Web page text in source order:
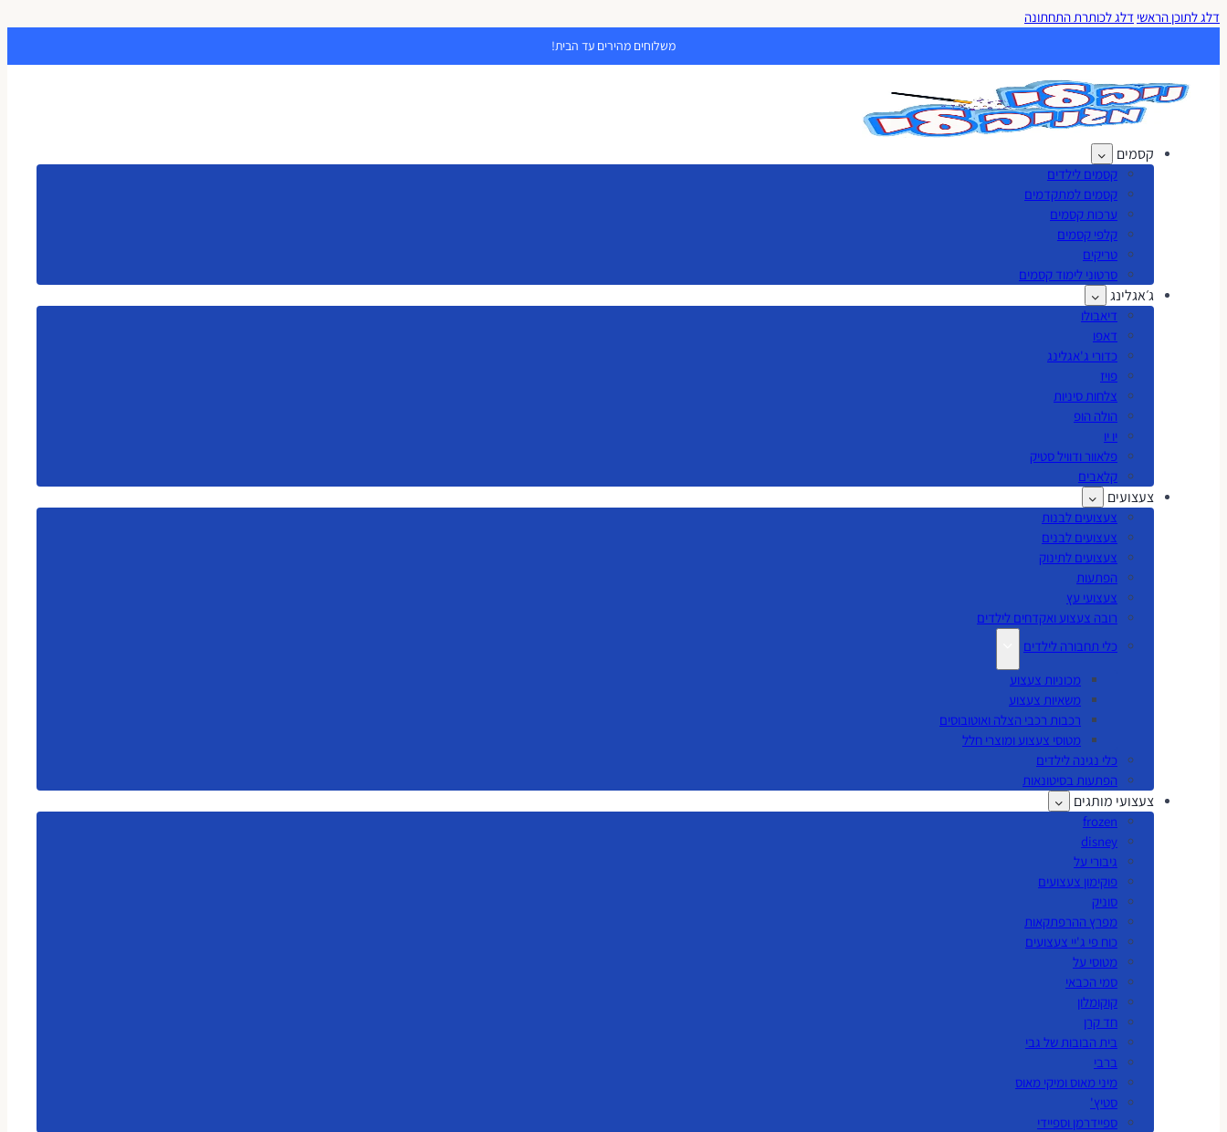
דלג לתוכן הראשי דלג לכותרת התחתונה
משלוחים מהירים עד הבית!
קסמים
קסמים לילדים
קסמים למתקדמים
ערכות קסמים
קלפי קסמים
טריקים
סרטוני לימוד קסמים
ג׳אגלינג
דיאבולו
דאפו
כדורי ג'אגלינג
פויז
צלחות סיניות
הולה הופ
יו יו
פלאוור ודוויל סטיק
קלאבים
צעצועים
צעצועים לבנות
צעצועים לבנים
צעצועים לתינוק
הפתעות
צעצועי עץ
רובה צעצוע ואקדחים לילדים
כלי תחבורה לילדים
מכוניות צעצוע
משאיות צעצוע
רכבות רכבי הצלה ואוטובוסים
מטוסי צעצוע ומוצרי חלל
כלי נגינה לילדים
הפתעות בסיטונאות
צעצועי מותגים
frozen
disney
גיבורי על
פוקימון צעצועים
סוניק
מפרץ ההרפתקאות
כוח פי ג'יי צעצועים
מטוסי על
סמי הכבאי
קוקומלון
חד קרן
בית הבובות של גבי
ברבי
מיני מאוס ומיקי מאוס
סטיץ'
ספיידרמן וספיידי